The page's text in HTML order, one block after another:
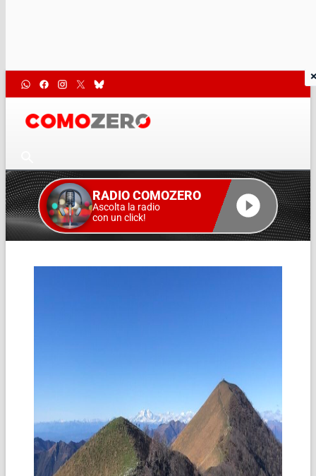
RADIO COMOZERO
Ascolta la radio
con un click!